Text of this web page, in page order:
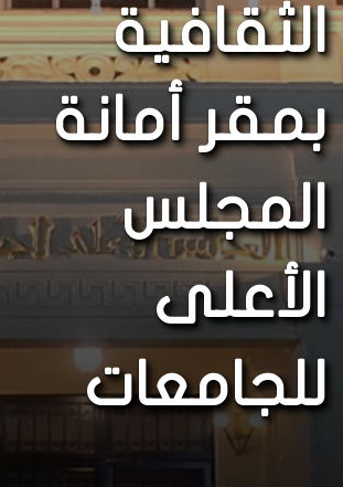
الثقافية
بمقر أمانة
المجلس
الأعلى
للجامعات